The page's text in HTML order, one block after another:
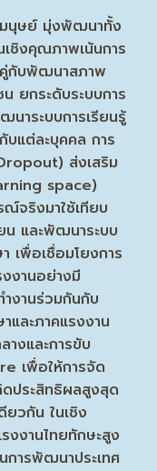
มนุษย์ มุ่งพัฒนาทั้ง
ชิงคุณภาพเน้นการ
กับพัฒนาสภาพ
ยกระดับระบบการ
าระบบการเรียนรู้
บแต่ละบุคคล การ
ส่งเสริม
space)
ณ์จริงมาใช้เทียบ
น และพัฒนาระบบ
เพื่อเชื่อมโยงการ
งานอย่างมี
งานร่วมกันกับ
และภาคแรงงาน
งและการขับ
เพื่อให้การจัด
ดประสิทธิผลสูงสุด
ยวกัน ในเชิง
งานไทยทักษะสูง
การพัฒนาประเทศ